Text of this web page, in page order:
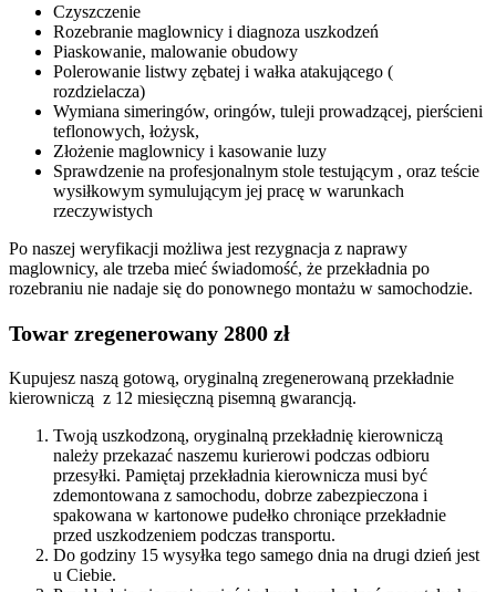
Czyszczenie
Rozebranie maglownicy i diagnoza uszkodzeń
Piaskowanie, malowanie obudowy
Polerowanie listwy zębatej i wałka atakującego (
rozdzielacza)
Wymiana simeringów, oringów, tuleji prowadzącej, pierścieni
teflonowych, łożysk,
Złożenie maglownicy i kasowanie luzy
Sprawdzenie na profesjonalnym stole testującym , oraz teście
wysiłkowym symulującym jej pracę w warunkach
rzeczywistych
Po naszej weryfikacji możliwa jest rezygnacja z naprawy
maglownicy, ale trzeba mieć świadomość, że przekładnia po
rozebraniu nie nadaje się do ponownego montażu w samochodzie.
Towar zregenerowany 2800 zł
Kupujesz naszą gotową, oryginalną zregenerowaną przekładnie
kierowniczą z 12 miesięczną pisemną gwarancją.
Twoją uszkodzoną, oryginalną przekładnię kierowniczą
należy przekazać naszemu kurierowi podczas odbioru
przesyłki. Pamiętaj przekładnia kierownicza musi być
zdemontowana z samochodu, dobrze zabezpieczona i
spakowana w kartonowe pudełko chroniące przekładnie
przed uszkodzeniem podczas transportu.
Do godziny 15 wysyłka tego samego dnia na drugi dzień jest
u Ciebie.